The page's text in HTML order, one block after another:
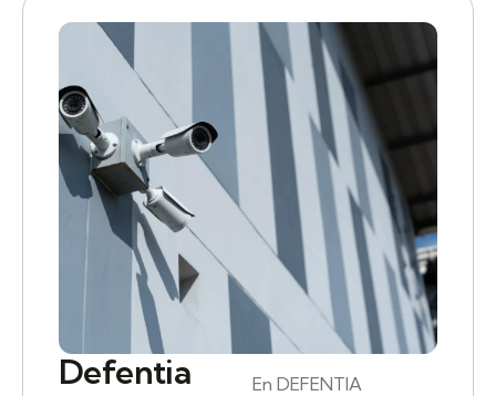
Defentia
En DEFENTIA